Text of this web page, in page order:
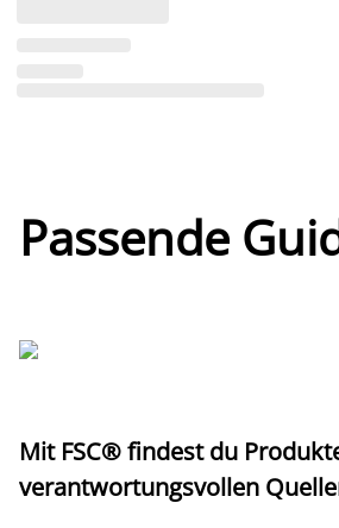
Passende
Mit FSC® findest du
verantwortungsvollen